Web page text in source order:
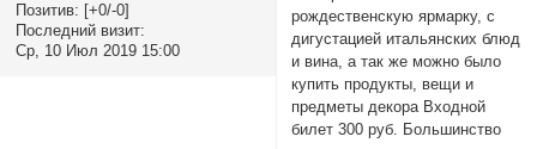
Позитив: [+0/-0]
Последний визит:
Ср, 10 Июл 2019 15:00
рождественскую ярмарку, с
дигустацией итальянских блюд
и вина, а так же можно было
купить продукты, вещи и
предметы декора Входной
билет 300 руб. Большинство